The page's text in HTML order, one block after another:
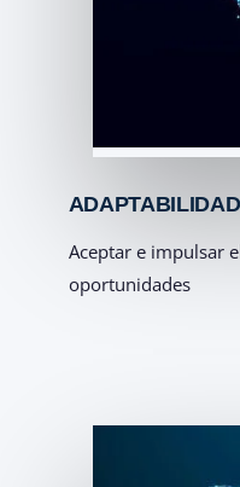
ADAPTABILIDAD
Aceptar e impulsar
oportunidades